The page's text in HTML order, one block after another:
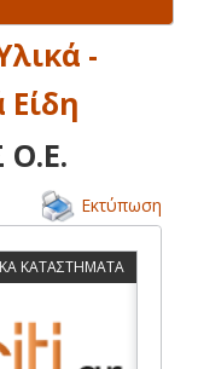
-
Είδη
Ο.Ε.
Εκτύπωση
ΚΑΤΑΣΤΗΜΑΤΑ